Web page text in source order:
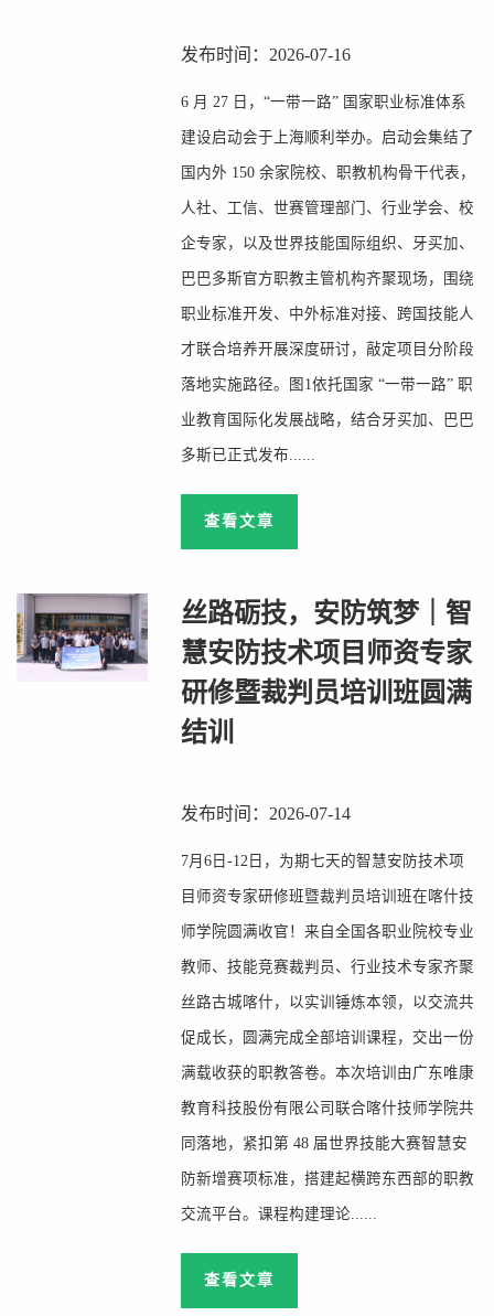
发布时间：2026-07-16
6 月 27 日，“一带一路” 国家职业标准体系
建设启动会于上海顺利举办。启动会集结了
国内外 150 余家院校、职教机构骨干代表，
人社、工信、世赛管理部门、行业学会、校
企专家，以及世界技能国际组织、牙买加、
巴巴多斯官方职教主管机构齐聚现场，围绕
职业标准开发、中外标准对接、跨国技能人
才联合培养开展深度研讨，敲定项目分阶段
落地实施路径。图1依托国家 “一带一路” 职
业教育国际化发展战略，结合牙买加、巴巴
多斯已正式发布......
查看文章
丝路砺技，安防筑梦｜智
慧安防技术项目师资专家
研修暨裁判员培训班圆满
结训
发布时间：2026-07-14
7月6日-12日，为期七天的智慧安防技术项
目师资专家研修班暨裁判员培训班在喀什技
师学院圆满收官！来自全国各职业院校专业
教师、技能竞赛裁判员、行业技术专家齐聚
丝路古城喀什，以实训锤炼本领，以交流共
促成长，圆满完成全部培训课程，交出一份
满载收获的职教答卷。本次培训由广东唯康
教育科技股份有限公司联合喀什技师学院共
同落地，紧扣第 48 届世界技能大赛智慧安
防新增赛项标准，搭建起横跨东西部的职教
交流平台。课程构建理论......
查看文章